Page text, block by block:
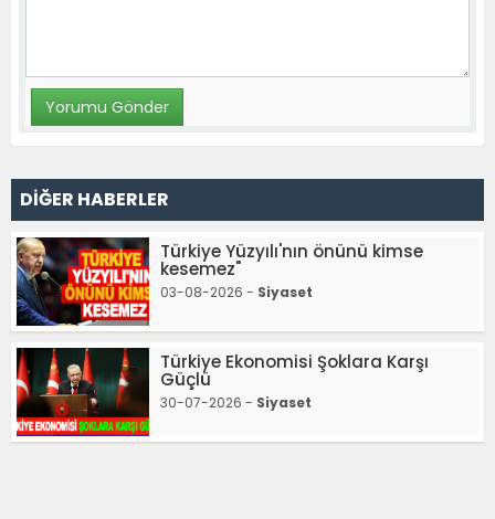
DİĞER HABERLER
Türkiye Yüzyılı'nın önünü kimse
kesemez"
03-08-2026 - Siyaset
Türkiye Ekonomisi Şoklara Karşı
Güçlü
30-07-2026 - Siyaset